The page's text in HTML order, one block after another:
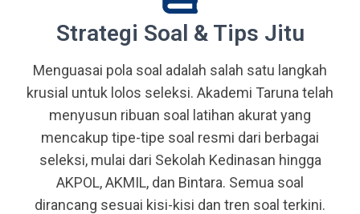
Abdi Negara, serta prajurit terbaik
bangsa.
Strategi Soal & Tips Jitu
Menguasai pola soal adalah salah satu langkah
krusial untuk lolos seleksi. Akademi Taruna telah
menyusun ribuan soal latihan akurat yang
mencakup tipe-tipe soal resmi dari berbagai
seleksi, mulai dari Sekolah Kedinasan hingga
AKPOL, AKMIL, dan Bintara. Semua soal
dirancang sesuai kisi-kisi dan tren soal terkini.